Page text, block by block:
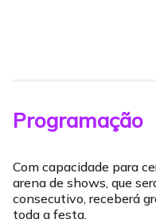
Programação
Com capacidade para
arena de shows, que
consecutivo, receberá
toda a festa.